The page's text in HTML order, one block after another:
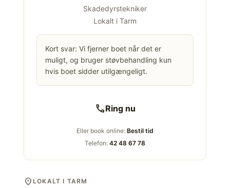
Skadedyrstekniker
Lokalt i Tarm
Kort svar: Vi fjerner boet når det er
muligt, og bruger støvbehandling kun
hvis boet sidder utilgængeligt.
callRing nu
Eller book online: Bestil tid
Telefon: 42 48 67 78
location_on LOKALT I TARM